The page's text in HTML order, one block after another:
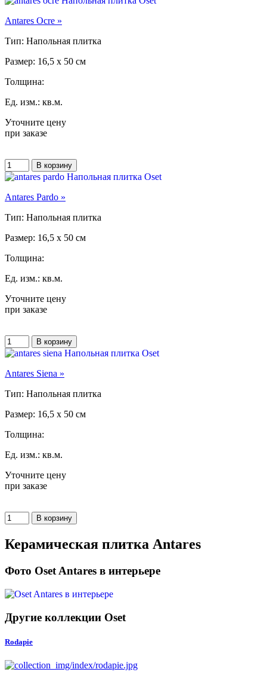
Antares Ocre »
Тип: Напольная плитка
Размер: 16,5 x 50 см
Толщина:
Ед. изм.: кв.м.
Уточните цену
при заказе
Antares Pardo »
Тип: Напольная плитка
Размер: 16,5 x 50 см
Толщина:
Ед. изм.: кв.м.
Уточните цену
при заказе
Antares Siena »
Тип: Напольная плитка
Размер: 16,5 x 50 см
Толщина:
Ед. изм.: кв.м.
Уточните цену
при заказе
Керамическая плитка Antares
Фото Oset Antares в интерьере
Другие коллекции Oset
Rodapie